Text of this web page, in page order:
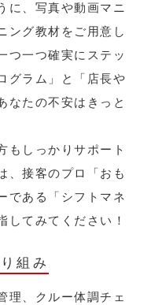
に、写真や動画マニ
ング教材をご用意し
つ一つ確実にステッ
グラム」と「店長や
なたの不安はきっと
もしっかりサポート
、接客のプロ「おも
である「シフトマネ
してみてください！
組み
理、クルー体調チェ